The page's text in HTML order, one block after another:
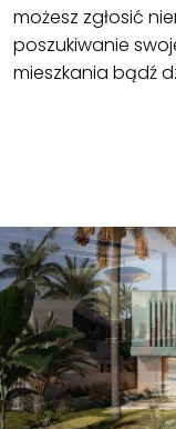
możesz zgłosić
poszukiwanie
mieszkania bądź